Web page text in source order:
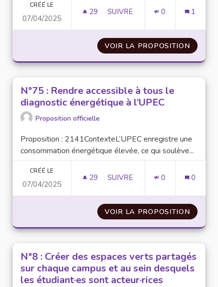
CRÉÉ LE
07/04/2025
29 29 ABONNÉS
SUIVRE 0 1
VOIR LA PROPOSITION N°73
N°75 : Rendre accessible à tous le
diagnostic énergétique à l’UPEC
Proposition officielle
Proposition : 2141ContexteL’UPEC enregistre une
consommation énergétique élevée, ce qui soulève...
CRÉÉ LE
07/04/2025
29 29 ABONNÉS
SUIVRE 0 0
VOIR LA PROPOSITION N°75
N°8 : Créer des espaces verts partagés
sur chaque campus et au sein desquels
les étudiant·es sont acteur·rices